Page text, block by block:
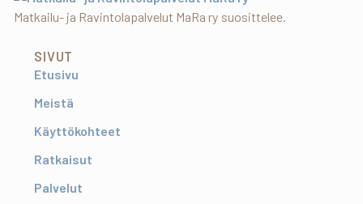
Matkailu- ja Ravintolapalvelut MaRa ry suosittelee.
SIVUT
Etusivu
Meistä
Käyttökohteet
Ratkaisut
Palvelut